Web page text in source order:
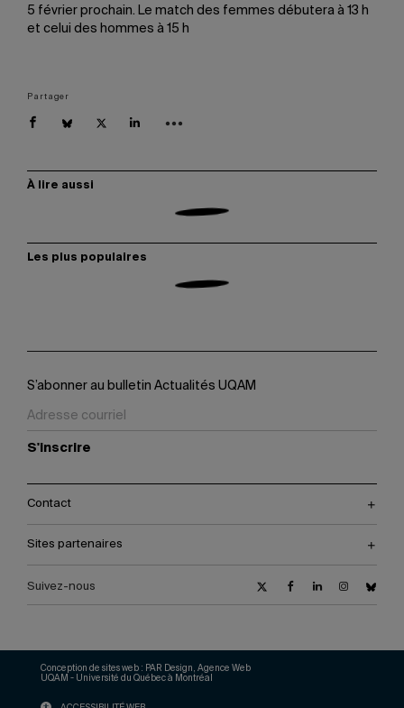
5 février prochain. Le match des femmes débutera à 13 h
et celui des hommes à 15 h
Partager
À lire aussi
Les plus populaires
S’abonner au bulletin Actualités UQAM
S'inscrire
Contact
Sites partenaires
Suivez-nous
UQAM - Université du Québec à Montréal
Conception de sites web : PAR Design, Agence Web